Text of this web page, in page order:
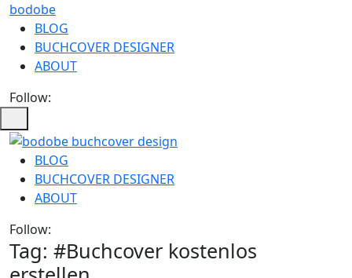
bodobe
BLOG
BUCHCOVER DESIGNER
ABOUT
Follow:
bodobe
Buchcover
BLOG
BUCHCOVER DESIGNER
ABOUT
Follow:
Tag: #Buchcover kostenlos